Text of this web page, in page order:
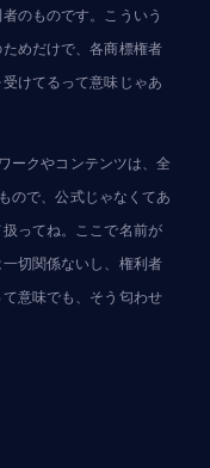
のものです。こういう
めだけで、各商標権者
けてるって意味じゃあ
ークやコンテンツは、全
ので、公式じゃなくてあ
ってね。ここで名前が
切関係ないし、権利者
意味でも、そう匂わせ